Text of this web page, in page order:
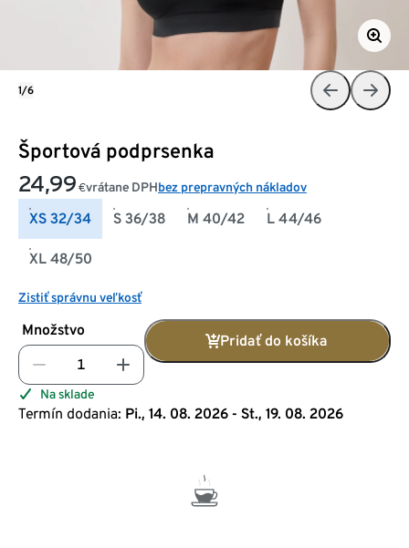
Športová podprsenka
24,99 €vrátane DPHbez prepravných nákladov
XS 32/34 S 36/38 M 40/42 L 44/46
XL 48/50
Zistiť správnu veľkosť
Množstvo
Pridať do košíka
Na sklade
Termín dodania: Pi., 14. 08. 2026 - St., 19. 08. 2026
1/6